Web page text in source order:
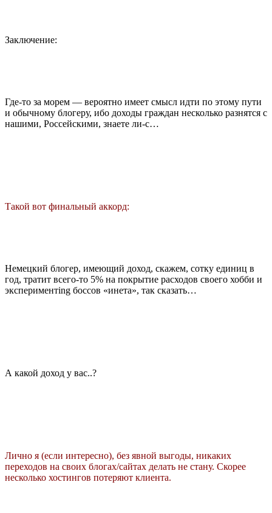
Заключение:
Где-то за морем — вероятно имеет смысл идти по этому пути
и обычному блогеру, ибо доходы граждан несколько разнятся с
нашими, Россейскими, знаете ли-с…
Такой вот финальный аккорд:
Немецкий блогер, имеющий доход, скажем, сотку единиц в
год, тратит всего-то 5% на покрытие расходов своего хобби и
экспериментing боссов «инета», так сказать…
А какой доход у вас..?
Лично я (если интересно), без явной выгоды, никаких
переходов на своих блогах/сайтах делать не стану. Скорее
несколько хостингов потеряют клиента.